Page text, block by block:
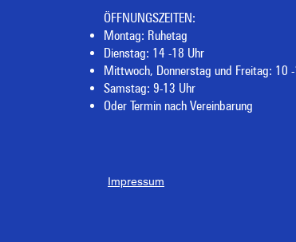
ÖFFNUNGSZEITEN:
Montag: Ruhetag
Dienstag: 14 -18 Uhr
Mittwoch, Donnerstag und Freitag: 10
Samstag: 9-13 Uhr
Oder Termin nach Vereinbarung
Impressum